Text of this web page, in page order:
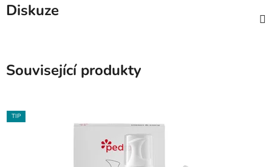
Diskuze
Související produkty
TIP